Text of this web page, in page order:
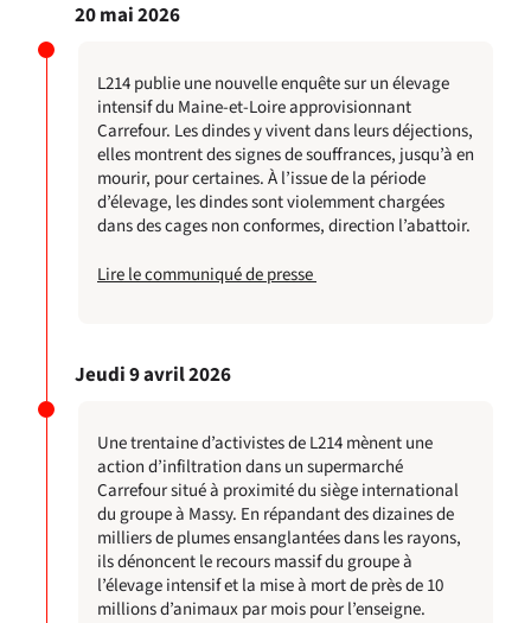
20 mai 2026
L214 publie une nouvelle enquête sur unélevage
intensif du Maine-et-Loire approvisionnant
Carrefour. Les dindes y vivent dans leurs déjections,
elles montrent des signes de souffrances, jusqu’à en
mourir, pour certaines. À l’issue de la période
d’élevage, les dindes sont violemment chargées
dans des cages non conformes, direction l’abattoir.
Lire le communiqué de presse
Jeudi 9 avril 2026
Une trentaine d’activistes de L214 mènent une
action d’infiltration dans un supermarché
Carrefour situé à proximité du siège international
du groupe à Massy. En répandant des dizaines de
milliers de plumes ensanglantées dans les rayons,
ils dénoncent le recours massif du groupe à
l’élevage intensif et la mise à mort de près de 10
millions d’animaux par mois pour l’enseigne.